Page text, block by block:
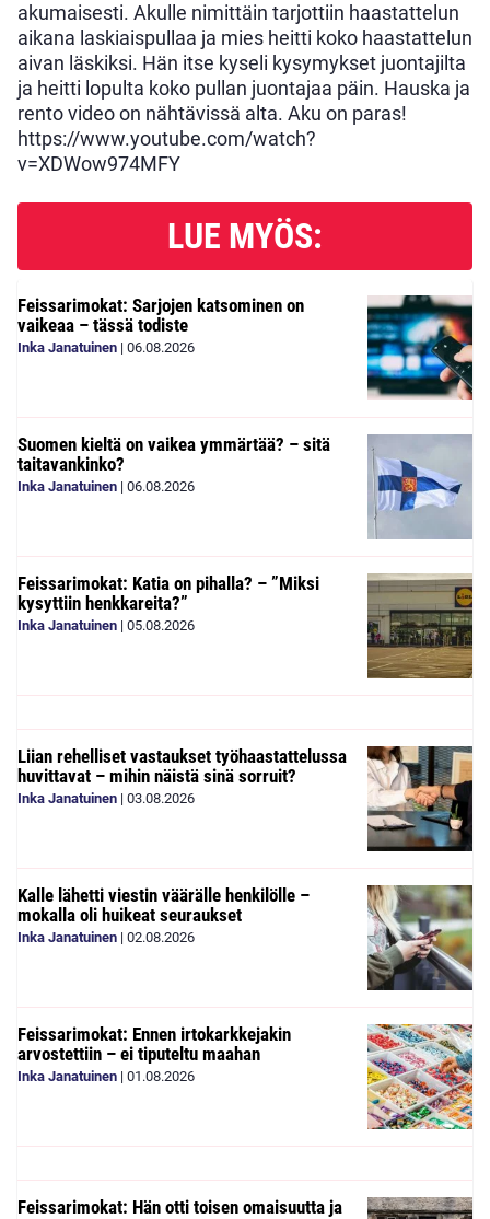
akumaisesti. Akulle nimittäin tarjottiin haastattelun
aikana laskiaispullaa ja mies heitti koko haastattelun
aivan läskiksi. Hän itse kyseli kysymykset juontajilta
ja heitti lopulta koko pullan juontajaa päin. Hauska ja
rento video on nähtävissä alta. Aku on paras!
https://www.youtube.com/watch?
v=XDWow974MFY
LUE MYÖS:
Feissarimokat: Sarjojen katsominen on
vaikeaa – tässä todiste
Inka Janatuinen | 06.08.2026
Suomen kieltä on vaikea ymmärtää? – sitä
taitavankinko?
Inka Janatuinen | 06.08.2026
Feissarimokat: Katia on pihalla? – ”Miksi
kysyttiin henkkareita?”
Inka Janatuinen | 05.08.2026
Liian rehelliset vastaukset työhaastattelussa
huvittavat – mihin näistä sinä sorruit?
Inka Janatuinen | 03.08.2026
Kalle lähetti viestin väärälle henkilölle –
mokalla oli huikeat seuraukset
Inka Janatuinen | 02.08.2026
Feissarimokat: Ennen irtokarkkejakin
arvostettiin – ei tiputeltu maahan
Inka Janatuinen | 01.08.2026
Feissarimokat: Hän otti toisen omaisuutta ja